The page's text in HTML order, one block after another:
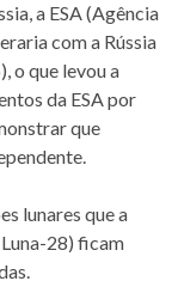
a ESA (Agência
com a Rússia
o que levou a
da ESA por
que
lunares que a
28) ficam